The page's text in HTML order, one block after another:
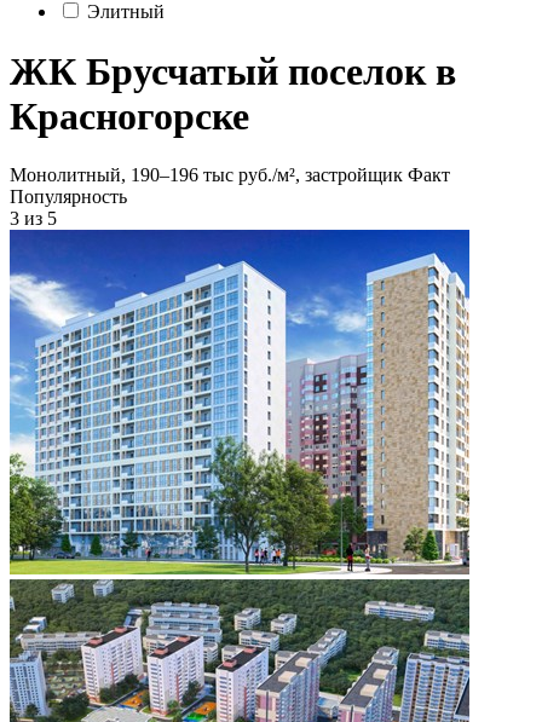
Элитный
ЖК Брусчатый поселок в
Красногорске
Монолитный, 190‒196 тыс руб./м², застройщик Факт
Популярность
3 из 5